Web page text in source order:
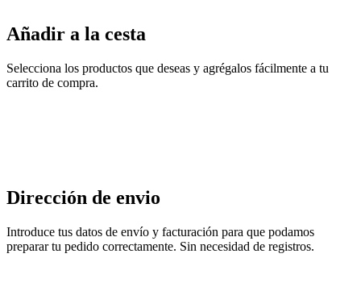
Añadir a la cesta
Selecciona los productos que deseas y agrégalos fácilmente a tu
carrito de compra.
Dirección de envio
Introduce tus datos de envío y facturación para que podamos
preparar tu pedido correctamente. Sin necesidad de registros.